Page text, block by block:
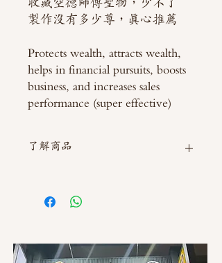
製作沒有多少尊，真心推薦
Protects wealth, attracts wealth,
helps in financial pursuits, boosts
business, and increases sales
performance (super effective)
了解商品